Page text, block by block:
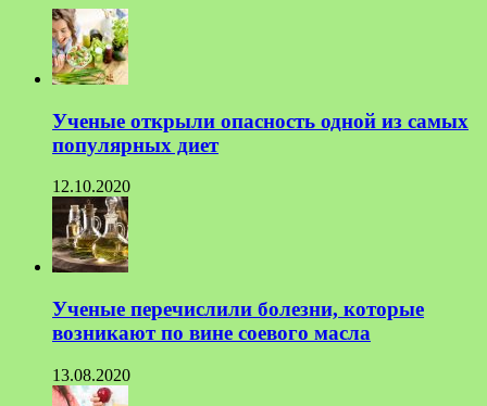
Ученые открыли опасность одной из самых
популярных диет
12.10.2020
Ученые перечислили болезни, которые
возникают по вине соевого масла
13.08.2020